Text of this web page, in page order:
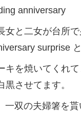
anniversary
女と二女が台所
surprise と
キを焼いてくれ
させてます。
一双の夫婦箸を